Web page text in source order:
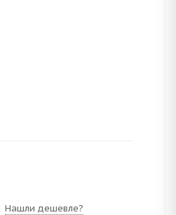
Нашли дешевле?